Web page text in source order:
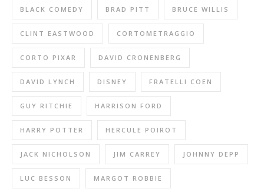
BLACK COMEDY BRAD PITT BRUCE WILLIS
CLINT EASTWOOD CORTOMETRAGGIO
CORTO PIXAR DAVID CRONENBERG
DAVID LYNCH DISNEY FRATELLI COEN
GUY RITCHIE HARRISON FORD
HARRY POTTER HERCULE POIROT
JACK NICHOLSON JIM CARREY JOHNNY DEPP
LUC BESSON MARGOT ROBBIE